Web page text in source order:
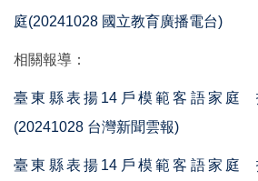
庭(20241028 國立教育廣播電台)
相關報導：
臺東縣表揚14戶模範客語家庭
(20241028 台灣新聞雲報)
臺東縣表揚14戶模範客語家庭